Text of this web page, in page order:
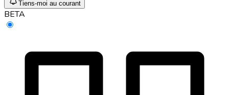
Tiens-moi au courant
BETA